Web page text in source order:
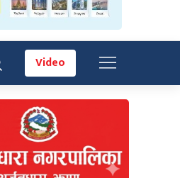
Video